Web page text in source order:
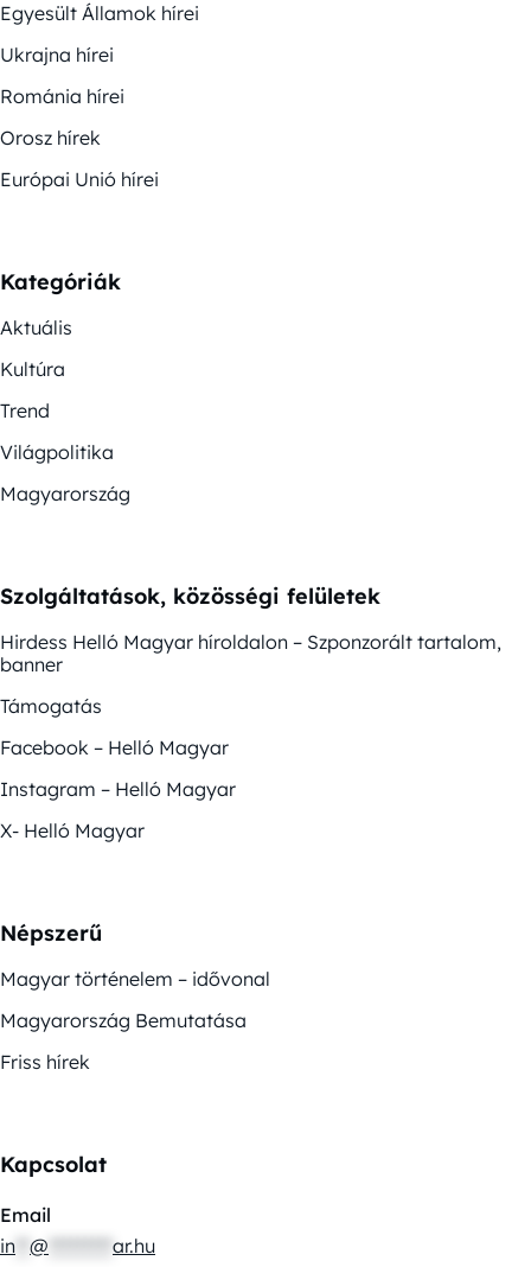
Egyesült Államok hírei
Ukrajna hírei
Románia hírei
Orosz hírek
Európai Unió hírei
Kategóriák
Aktuális
Kultúra
Trend
Világpolitika
Magyarország
Szolgáltatások, közösségi felületek
Hirdess Helló Magyar híroldalon – Szponzorált tartalom,
banner
Támogatás
Facebook – Helló Magyar
Instagram – Helló Magyar
X- Helló Magyar
Népszerű
Magyar történelem – idővonal
Magyarország Bemutatása
Friss hírek
Kapcsolat
Email
in @ ar.hu